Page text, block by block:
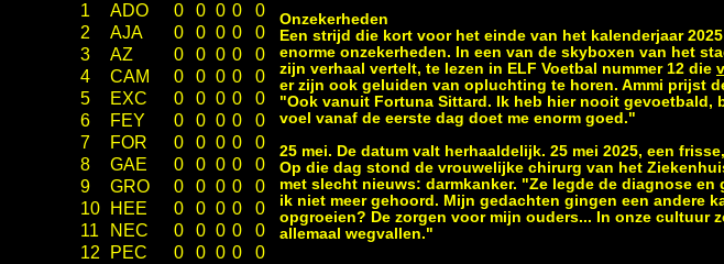
1
ADO 0 0 0 0
0
2
AJA 0 0 0 0
0
3
AZ 0 0 0 0
0
4
CAM 0 0 0 0
0
5
EXC 0 0 0 0
0
6
FEY 0 0 0 0
0
7
FOR 0 0 0 0
0
8
GAE 0 0 0 0
0
9
GRO 0 0 0 0
0
10
HEE 0 0 0 0
0
11
NEC 0 0 0 0
0
12
PEC 0 0 0 0
0
Onzekerheden
Een strijd die kort voor het einde van het kalenderjaar
enorme onzekerheden. In een van de skyboxen van het
zijn verhaal vertelt, te lezen in ELF Voetbal nummer 12 die
er zijn ook geluiden van opluchting te horen. Ammi prijst
"Ook vanuit Fortuna Sittard. Ik heb hier nooit gevoetbald,
voel vanaf de eerste dag doet me enorm goed."
25 mei. De datum valt herhaaldelijk. 25 mei 2025, een
Op die dag stond de vrouwelijke chirurg van het
met slecht nieuws: darmkanker. "Ze legde de diagnose
ik niet meer gehoord. Mijn gedachten gingen een andere
opgroeien? De zorgen voor mijn ouders... In onze cultuur
allemaal wegvallen."